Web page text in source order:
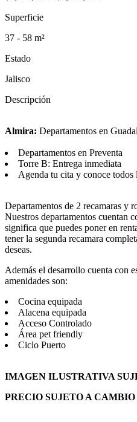
Superficie
37 - 58 m²
Estado
Jalisco
Descripción
Almira: Departamentos en
Departamentos en Preventa
Torre B: Entrega inmediata
Agenda tu cita y conoce todos
Departamentos de 2 recamaras y
Nuestros departamentos cuentan
significa que puedes poner en
tener la segunda recamara
deseas.
Además el desarrollo cuenta con
amenidades son:
Cocina equipada
Alacena equipada
Acceso Controlado
Área pet friendly
Ciclo Puerto
IMAGEN ILUSTRATIVA
PRECIO SUJETO A